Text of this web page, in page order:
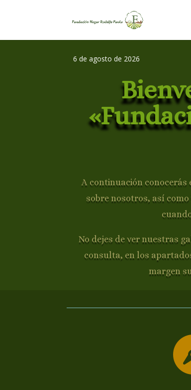
6 de agosto de 2026
A continuación conocerás
sobre nosotros, así
No dejes de ver nuestras
consulta, en los
margen